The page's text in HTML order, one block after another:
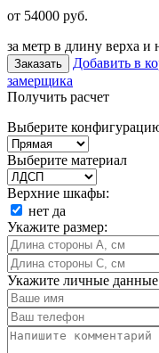
от 54000 руб.
за метр в длину верха и
Заказать Добавить в
замерщика
Получить расчет
Выберите
Выберите материал
Верхние шкафы:
нет да
Укажите размер:
Укажите личные